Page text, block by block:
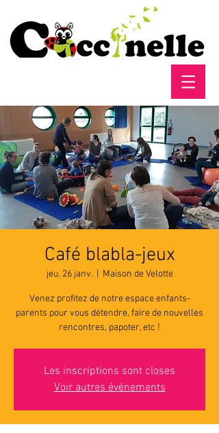
Café blabla-jeux
jeu. 26 janv.
  |
Maison de Velotte
Venez profitez de notre espace enfants-
parents pour vous détendre, faire de nouvelles
rencontres, papoter, etc !
Les inscriptions sont closes
Voir autres événements